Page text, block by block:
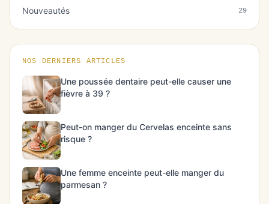
Nouveautés 29
NOS DERNIERS ARTICLES
Une poussée dentaire peut-elle causer une
fièvre à 39 ?
Peut-on manger du Cervelas enceinte sans
risque ?
Une femme enceinte peut-elle manger du
parmesan ?